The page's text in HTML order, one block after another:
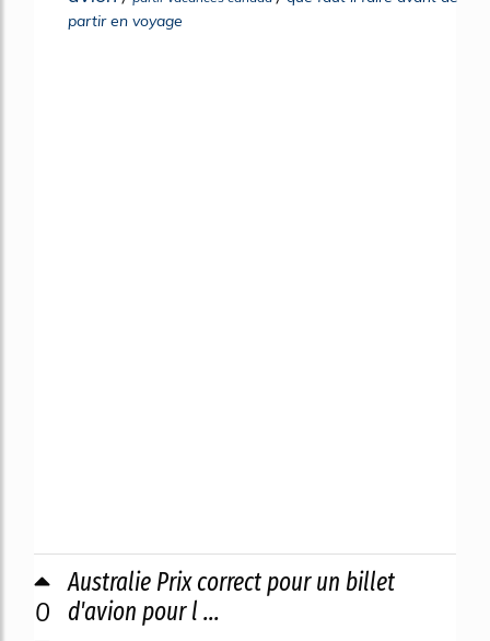
partir en voyage
0
Australie Prix correct pour un billet
d'avion pour l ...